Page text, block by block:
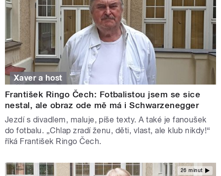
Xaver a host
František Ringo Čech: Fotbalistou jsem se sice
nestal, ale obraz ode mě má i Schwarzenegger
Jezdí s divadlem, maluje, píše texty. A také je fanoušek
do fotbalu. „Chlap zradí ženu, děti, vlast, ale klub nikdy!“
říká František Ringo Čech.
26 minut